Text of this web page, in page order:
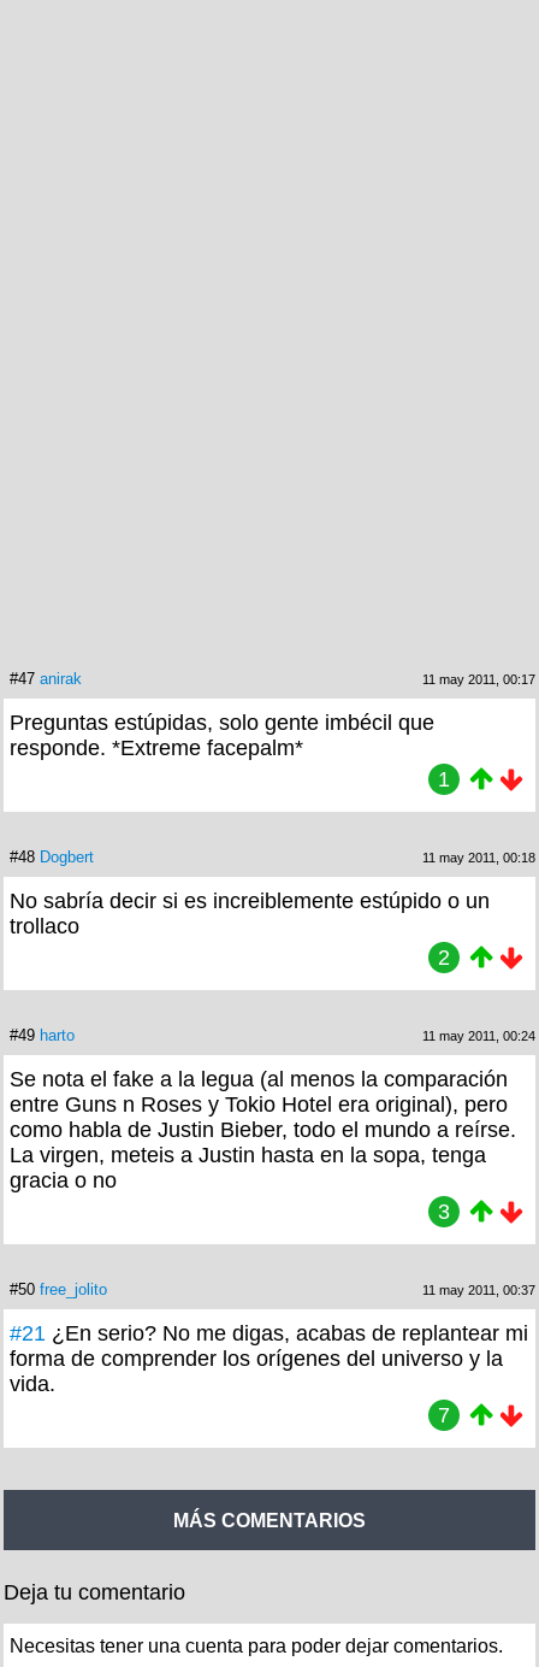
#47 anirak 11 may 2011, 00:17
Preguntas estúpidas, solo gente imbécil que
responde. *Extreme facepalm*
1
#48 Dogbert 11 may 2011, 00:18
No sabría decir si es increiblemente estúpido o un
trollaco
2
#49 harto 11 may 2011, 00:24
Se nota el fake a la legua (al menos la comparación
entre Guns n Roses y Tokio Hotel era original), pero
como habla de Justin Bieber, todo el mundo a reírse.
La virgen, meteis a Justin hasta en la sopa, tenga
gracia o no
3
#50 free_jolito 11 may 2011, 00:37
#21 ¿En serio? No me digas, acabas de replantear mi
forma de comprender los orígenes del universo y la
vida.
7
MÁS COMENTARIOS
Deja tu comentario
Necesitas tener una cuenta para poder dejar comentarios.